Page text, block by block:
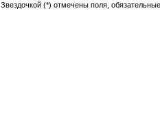
Звездочкой (*) отмечены поля,